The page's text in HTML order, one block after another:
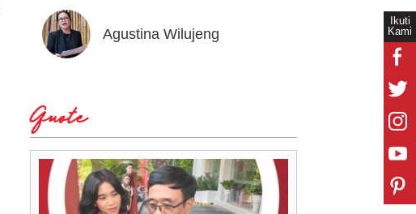
Ikuti
Kami
Agustina Wilujeng Andi
Quote